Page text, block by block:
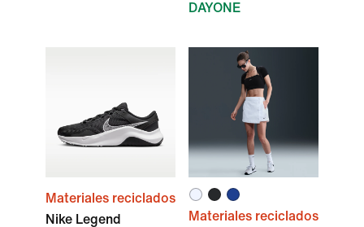
DAYONE
Materiales reciclados
Nike Legend
Materiales reciclados